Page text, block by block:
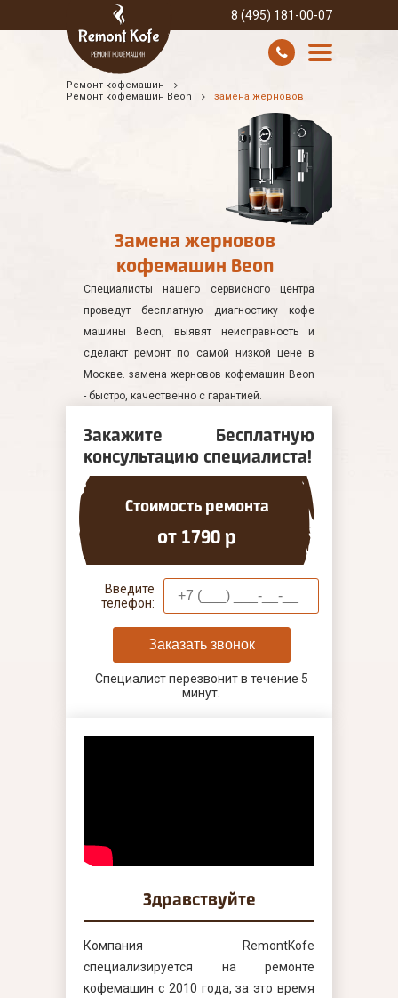
8 (495) 181-00-07
УСЛУГИ И ЦЕНЫ
Ремонт кофемашин
Ремонт кофемашин Beon
замена жерновов
Замена жерновов
кофемашин Beon
Специалисты нашего сервисного центра
проведут бесплатную диагностику кофе
машины Beon, выявят неисправность и
сделают ремонт по самой низкой цене в
Москве. замена жерновов кофемашин Beon
- быстро, качественно с гарантией.
Закажите Бесплатную
консультацию специалиста!
Стоимость ремонта
от 1790 р
Введите
телефон:
Заказать звонок
Специалист перезвонит в течение 5
минут.
Здравствуйте
Компания RemontKofe
специализируется на ремонте
кофемашин с 2010 года, за это время